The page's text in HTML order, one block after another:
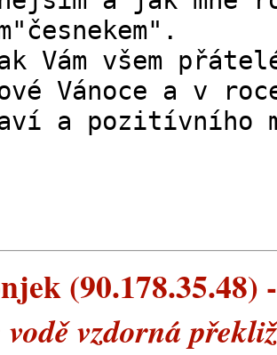
Vám všem
Vánoce a v
a pozitívního
(90.178.35.48)
vodě vzdorná